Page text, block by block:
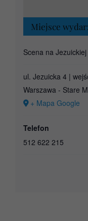
Miejsce
Scena na Jezuickiej
ul. Jezuicka 4 |
Warszawa - Stare
+ Mapa Google
Telefon
512 622 215